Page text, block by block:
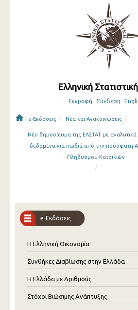
Ελληνική
Εγγραφή Σύνδεση
/ e-Εκδόσεις / Νέα και Ανακοινώσεις /
Νέο δημοσίευμα της ΕΛΣΤΑΤ με αναλυτικά
δεδομένα για παιδιά από την πρόσφατη
Πληθυσμού-Κατοικιών
/
e-Εκδόσεις
Η Ελληνική Οικονομία
Συνθήκες Διαβίωσης στην Ελλάδα
Η Ελλάδα με Αριθμούς
Στόχοι Βιώσιμης Ανάπτυξης